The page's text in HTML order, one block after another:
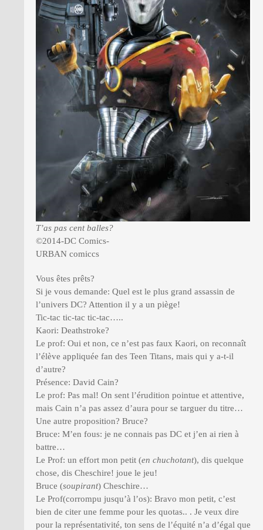
T’as pas cent balles?
©2014-DC Comics-
URBAN comiccs
Vous êtes prêts?
Si je vous demande: Quel est le plus grand assassin de
l’univers DC? Attention il y a un piège!
Tic-tac tic-tac tic-tac…..
Kaori: Deathstroke?
Le prof: Oui et non, ce n’est pas faux Kaori, on reconnaît
l’élève appliquée fan des Teen Titans, mais qui y a-t-il
d’autre?
Présence: David Cain?
Le prof: Pas mal! On sent l’érudition pointue et attentive,
mais Cain n’a pas assez d’aura pour se targuer du titre…
Une autre proposition? Bruce?
Bruce: M’en fous: je ne connais pas DC et j’en ai rien à
battre…
Le Prof: un effort mon petit (en chuchotant), dis quelque
chose, dis Cheschire! joue le jeu!
Bruce (soupirant) Cheschire…
Le Prof(corrompu jusqu’à l’os): Bravo mon petit, c’est
bien de citer une femme pour les quotas.. . Je veux dire
pour la représentativité, ton sens de l’équité n’a d’égal que